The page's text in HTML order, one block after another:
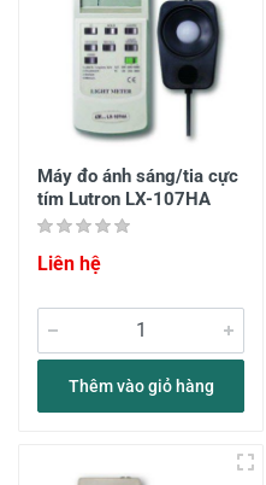
Máy đo ánh sáng/tia cực
tím Lutron LX-107HA
Liên hệ
Thêm vào giỏ hàng